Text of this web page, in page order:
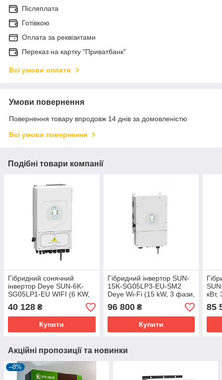
Післяплата
Готівкою
Оплата за реквізитами
Переказ на картку "Приватбанк"
Всі умови оплати
Умови повернення
Повернення товару впродовж 14 днів за домовленістю
Всі умови повернення
Подібні товари компанії
Гібридний сонячний
інвертор Deye SUN-6K-
SG05LP1-EU WIFI (6 KW,
1 ФАЗа, 2 MPPT)
40 128 ₴
Купити
Гібридний інвертор SUN-
15K-SG05LP3-EU-SM2
Deye Wi-Fi (15 kW, 3 фази,
2 MPPT, LV)
96 800₴
Купити
кВт,
LV)
85
Акційні пропозиції та новинки
–8%